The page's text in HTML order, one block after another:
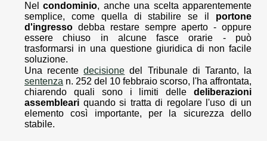
Nelcondominio, anche una scelta apparentemente
semplice, come quella di stabilire se il portone
d'ingresso debba restare sempre aperto - oppure
essere chiuso in alcune fasce orarie - può
trasformarsi in una questione giuridica di non facile
soluzione.
Una recentedecisione del Tribunale di Taranto, la
sentenza n. 252 del 10 febbraio scorso, l'ha affrontata,
chiarendo quali sono i limiti delle deliberazioni
assembleari quando si tratta di regolare l'uso di un
elemento così importante, per la sicurezza dello
stabile.